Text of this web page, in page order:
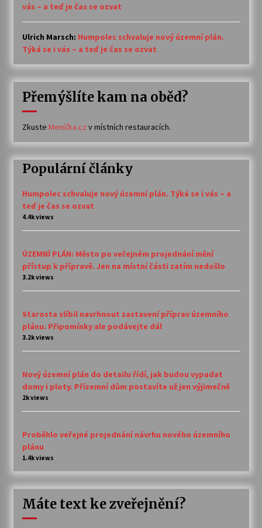
vás – a teď je čas se ozvat
Ulrich Marsch: Humpolec schvaluje nový územní plán.
Týká se i vás – a teď je čas se ozvat
Přemýšlíte kam na oběd?
Zkuste Meníčka.cz v místních restauracích.
Populární články
Humpolec schvaluje nový územní plán. Týká se i vás – a
teď je čas se ozvat
4.4k views
ÚZEMNÍ PLÁN: Město po veřejném projednání mění
přístup k přípravě. Jen na místní části zatím nedošlo
3.2k views
Starosta slíbil navrhnout zastavení příprav územního
plánu. Připomínky ale podávejte dál
3.2k views
Nový územní plán do detailu řídí, jak budou vypadat
domy i ploty. Přízemní dům postavíte už jen výjimečně
2k views
Proběhlo veřejné projednání návrhu nového územního
plánu
1.4k views
Máte text ke zveřejnění?